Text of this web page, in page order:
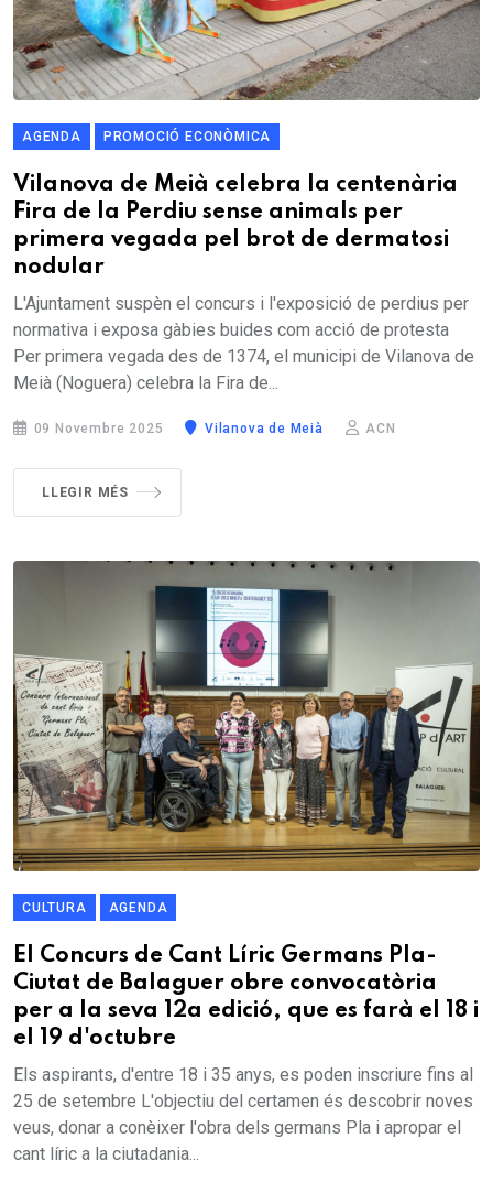
AGENDA PROMOCIÓ ECONÒMICA
Vilanova de Meià celebra la centenària
Fira de la Perdiu sense animals per
primera vegada pel brot de dermatosi
nodular
L'Ajuntament suspèn el concurs i l'exposició de perdius per
normativa i exposa gàbies buides com acció de protesta
Per primera vegada des de 1374, el municipi de Vilanova de
Meià (Noguera) celebra la Fira de...
09 Novembre 2025 Vilanova de Meià ACN
LLEGIR MÉS
CULTURA AGENDA
El Concurs de Cant Líric Germans Pla-
Ciutat de Balaguer obre convocatòria
per a la seva 12a edició, que es farà el 18 i
el 19 d'octubre
Els aspirants, d'entre 18 i 35 anys, es poden inscriure fins al
25 de setembre L'objectiu del certamen és descobrir noves
veus, donar a conèixer l'obra dels germans Pla i apropar el
cant líric a la ciutadania...